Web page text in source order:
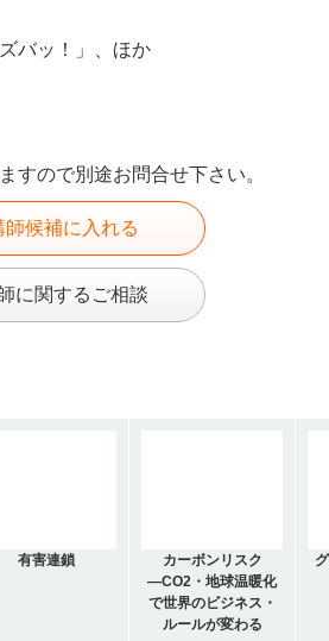
バッ！」、ほか
すので別途お問合せ下さい。
師候補に入れる
に関するご相談
有害連鎖
カーボンリスク
―CO2・地球温暖化
で世界のビジネス・
ルールが変わる